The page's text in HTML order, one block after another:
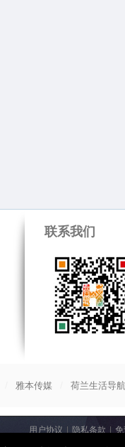
联系我们
雅本传媒 荷兰生活导航
用户协议 | 隐私条款 | 免